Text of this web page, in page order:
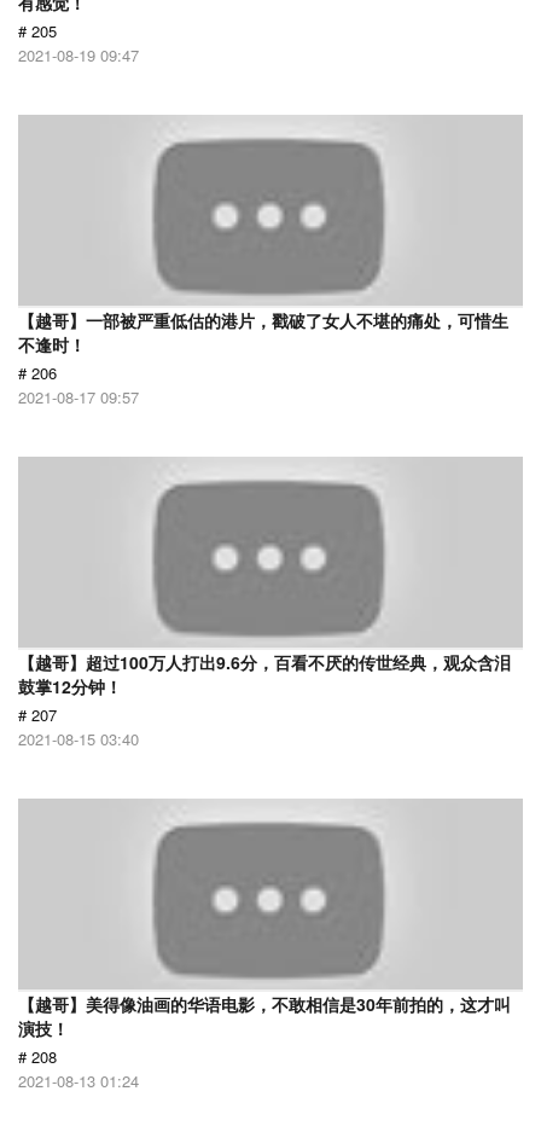
# 205
2021-08-19 09:47
【越哥】一部被严重低估的港片，戳破了女人不堪的痛处，可惜生
不逢时！
# 206
2021-08-17 09:57
【越哥】超过100万人打出9.6分，百看不厌的传世经典，观众含泪
鼓掌12分钟！
# 207
2021-08-15 03:40
【越哥】美得像油画的华语电影，不敢相信是30年前拍的，这才叫
演技！
# 208
2021-08-13 01:24